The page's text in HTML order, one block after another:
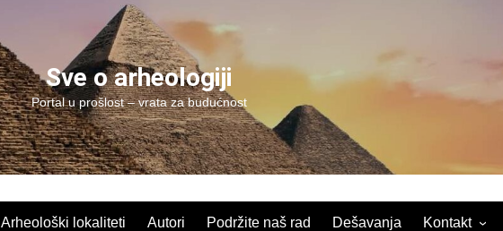
Sve o arheologiji
Portal u prošlost – vrata za budućnost
Arheološki lokaliteti Autori Podržite naš rad Dešavanja Kontakt